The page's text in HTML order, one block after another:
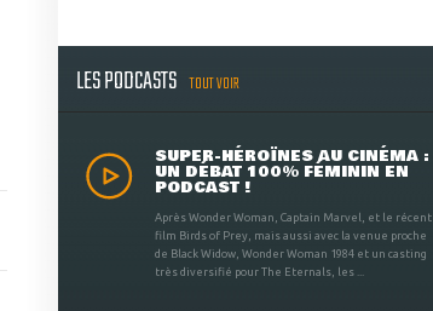
LES PODCASTS TOUT VOIR
SUPER-HÉROÏNES AU CINÉMA :
UN DÉBAT 100% FÉMININ EN
PODCAST !
Après Wonder Woman, Captain Marvel, et le récent
film Birds of Prey, mais aussi avec la venue proche
de Black Widow, Wonder Woman 1984 et un casting
très diversifié pour The Eternals, les ...